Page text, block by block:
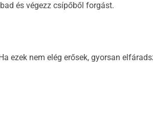
és végezz csípőből forgást.
ezek nem elég erősek, gyorsan